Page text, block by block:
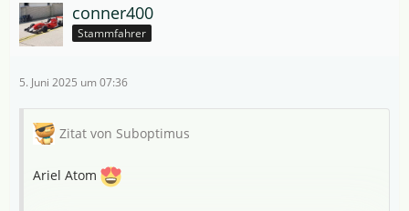
conner400
Stammfahrer
5. Juni 2025 um 07:36
Zitat von Suboptimus
Ariel Atom